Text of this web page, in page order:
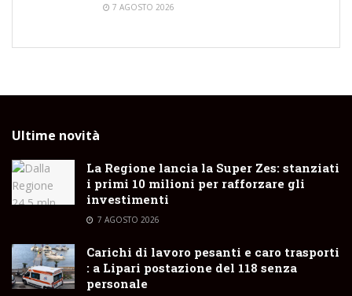
7 AGOSTO 2026
Ultime novità
La Regione lancia la Super Zes: stanziati
i primi 10 milioni per rafforzare gli
investimenti
7 AGOSTO 2026
Carichi di lavoro pesanti e caro trasporti
: a Lipari postazione del 118 senza
personale